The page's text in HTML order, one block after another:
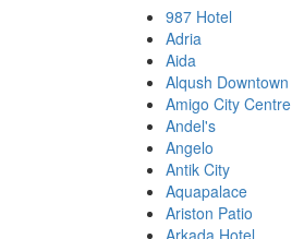
987 Hotel
Adria
Aida
Alqush Downtown
Amigo City Centre
Andel's
Angelo
Antik City
Aquapalace
Ariston Patio
Arkada Hotel